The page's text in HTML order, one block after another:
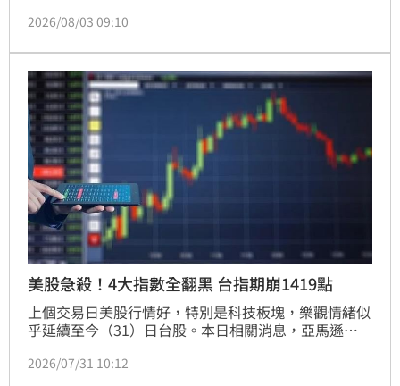
43008.64點，跌幅0.26%；代表中小型股的櫃買指數則
值股承壓、中小型題材股續強的分歧格局。
2026/08/03 09:10
美股急殺！4大指數全翻黑 台指期崩1419點
上個交易日美股行情好，特別是科技板塊，樂觀情緒似
乎延續至今（31）日台股。本日相關消息，亞馬遜
長，也許可激勵AI伺服器與雲端基礎建設需求；另外，
2026/07/31 10:12